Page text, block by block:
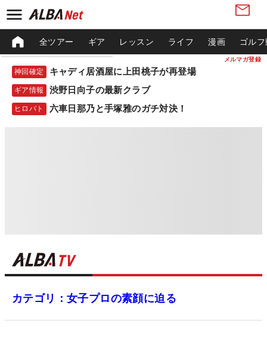
メルマガ登録
全ツアー ギア レッスン ライフ 漫画 ゴル
神回確定 キャディ居酒屋に上田桃子が再登場
ギア情報 渋野日向子の最新クラブ
ヒロバト 六車日那乃と手塚雅のガチ対決！
カテゴリ：女子プロの素顔に迫る